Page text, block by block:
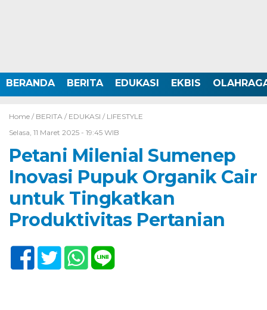
BERANDA BERITA EDUKASI EKBIS
Home / BERITA / EDUKASI / LIFESTYLE
Selasa, 11 Maret 2025 - 19:45 WIB
Petani Milenial Sumenep
Inovasi Pupuk Organik Cair
untuk Tingkatkan
Produktivitas Pertanian